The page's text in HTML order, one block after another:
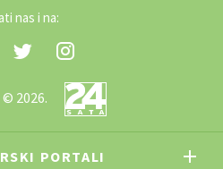
nas i na:
2026.
PORTALI